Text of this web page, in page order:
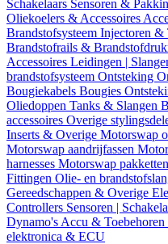
Schakelaars Sensoren &
Oliekoelers & Accessoires
Brandstofsysteem Injectoren &
Brandstofrails &
Accessoires Leidingen |
brandstofsysteem Ontsteking
Bougiekabels Bougies
Oliedoppen Tanks & Slangen
accessoires Overige
Inserts & Overige Motorswap
Motorswap aandrijfassen
harnesses Motorswap pakketten
Fittingen Olie- en
Gereedschappen & Overige
Controllers Sensoren |
Dynamo's Accu & Toebehoren
elektronica & ECU